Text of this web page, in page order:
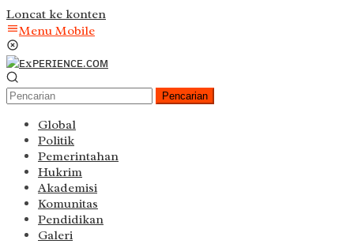
Loncat ke konten
Menu Mobile
Pencarian
Global
Politik
Pemerintahan
Hukrim
Akademisi
Komunitas
Pendidikan
Galeri